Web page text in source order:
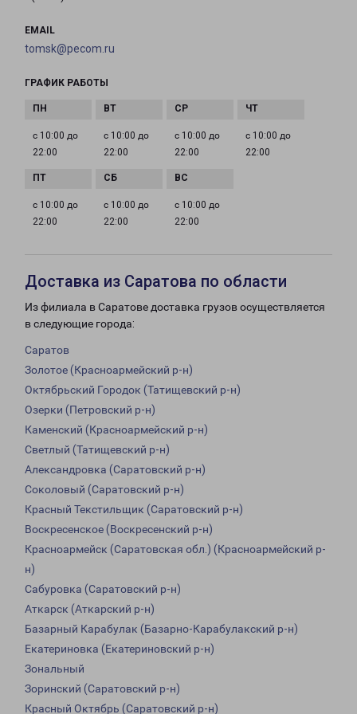
EMAIL
tomsk@pecom.ru
ГРАФИК РАБОТЫ
с 10:00 до
22:00
с 10:00 до
22:00
с 10:00 до
22:00
с 10:00 до
22:00
с 10:00 до
22:00
с 10:00 до
22:00
с 10:00 до
22:00
Доставка из Саратова по области
Из филиала в Саратове доставка грузов осуществляется
в следующие города:
Саратов
Золотое (Красноармейский р-н)
Октябрьский Городок (Татищевский р-н)
Озерки (Петровский р-н)
Каменский (Красноармейский р-н)
Светлый (Татищевский р-н)
Александровка (Саратовский р-н)
Соколовый (Саратовский р-н)
Красный Текстильщик (Саратовский р-н)
Воскресенское (Воскресенский р-н)
Красноармейск (Саратовская обл.) (Красноармейский р-
н)
Сабуровка (Саратовский р-н)
Аткарск (Аткарский р-н)
Базарный Карабулак (Базарно-Карабулакский р-н)
Екатериновка (Екатериновский р-н)
Зональный
Зоринский (Саратовский р-н)
Красный Октябрь (Саратовский р-н)